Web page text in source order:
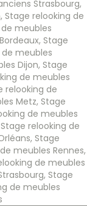
Strasbourg,
, Stage relooking de
meubles
, Stage
meubles
Dijon, Stage
de meubles
relooking de
Metz, Stage
de meubles
Stage relooking de
, Stage
meubles Rennes,
de meubles
, Stage
de meubles